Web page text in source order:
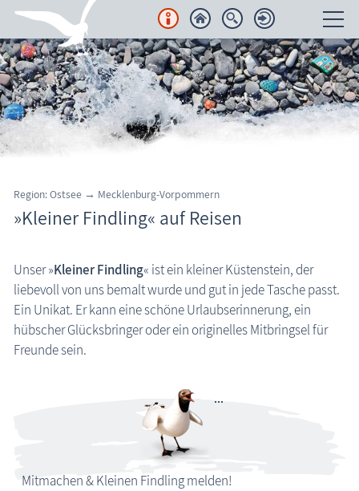
Unterkünfte
Regionales
Urlaubsorte
Karten
Freizeit
Aktiv & sportlich unterwegs
Besondere Hochzeitsorte
Kleiner Findling
Öffentliche Bücherschränke
Ostseeurlaub mit Handicap, Barrierefreiheit
Ostseeurlaub mit Kind
Region: Ostsee → Mecklenburg-Vorpommern
»Kleiner Findling« auf Reisen
Unser »Kleiner Findling« ist ein kleiner Küstenstein, der
liebevoll von uns bemalt wurde und gut in jede Tasche passt.
Ein Unikat. Er kann eine schöne Urlaubserinnerung, ein
hübscher Glücksbringer oder ein originelles Mitbringsel für
Freunde sein.
Mitmachen & Kleinen Findling melden!